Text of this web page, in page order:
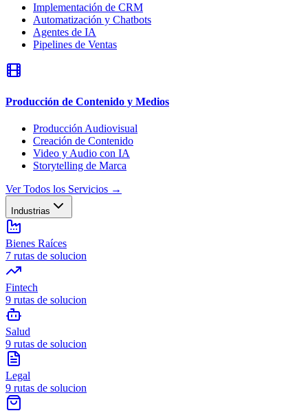
Implementación de CRM
Automatización y Chatbots
Agentes de IA
Pipelines de Ventas
Producción de Contenido y Medios
Producción Audiovisual
Creación de Contenido
Video y Audio con IA
Storytelling de Marca
Ver Todos los Servicios →
Industrias
Bienes Raíces
7 rutas de solucion
Fintech
9 rutas de solucion
Salud
9 rutas de solucion
Legal
9 rutas de solucion